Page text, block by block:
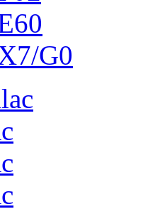
G0